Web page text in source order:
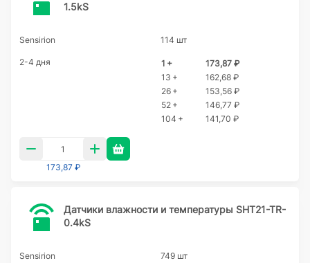
1.5kS
Sensirion 114 шт
2-4 дня 1 +
173,87 ₽
13 +
162,68 ₽
26 +
153,56 ₽
52 +
146,77 ₽
104 +
141,70 ₽
173,87 ₽
Датчики влажности и температуры SHT21-TR-
0.4kS
Sensirion 749 шт